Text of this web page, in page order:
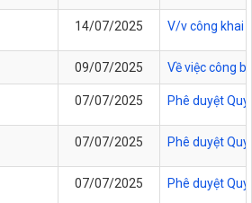
14/07/2025 V/v công khai
09/07/2025 Về việc công
07/07/2025 Phê duyệt
07/07/2025 Phê duyệt
07/07/2025 Phê duyệt